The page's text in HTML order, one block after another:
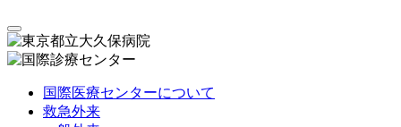
国際医療センターについて
救急外来